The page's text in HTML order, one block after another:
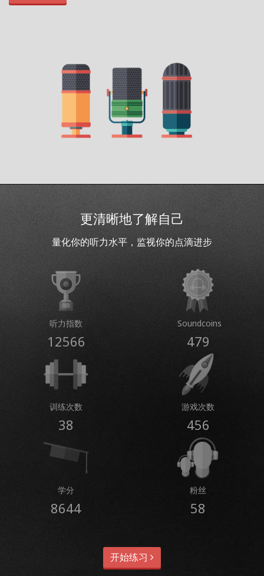
更清晰地了解自己
量化你的听力水平，监视你的点滴进步
听力指数
12566
Soundcoins
479
训练次数
38
游戏次数
456
学分
8644
粉丝
58
开始练习